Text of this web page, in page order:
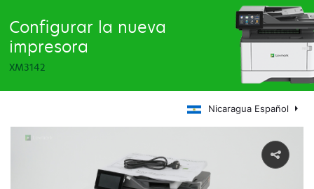
Configurar la nueva
impresora
XM3142
Nicaragua Español